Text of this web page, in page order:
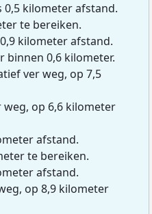
kilometer afstand.
te bereiken.
kilometer afstand.
binnen 0,6 kilometer.
ver weg, op 7,5
op 6,6 kilometer
afstand.
te bereiken.
afstand.
op 8,9 kilometer